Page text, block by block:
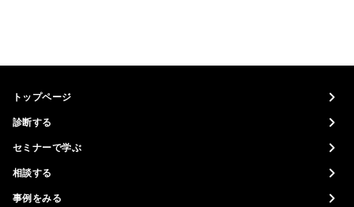
トップページ
診断する
セミナーで学ぶ
相談する
事例をみる